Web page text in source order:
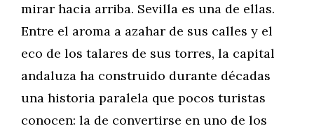
mirar hacia arriba. Sevilla es una de ellas.
Entre el aroma a azahar de sus calles y el
eco de los talares de sus torres, la capital
andaluza ha construido durante décadas
una historia paralela que pocos turistas
conocen: la de convertirse en uno de los